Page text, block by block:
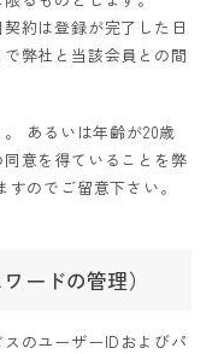
約は登録が完了した日
弊社と当該会員との間
あるいは年齢が20歳
意を得ていることを弊
のでご留意下さい。
ードの管理）
のユーザーIDおよびパ